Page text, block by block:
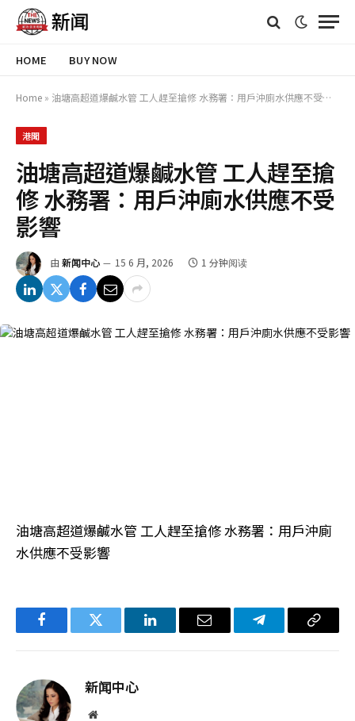
HOME BUY NOW
Home » 油塘高超道爆鹹水管 工人趕至搶修 水務署：用戶沖廁水供應不受影響
港聞
油塘高超道爆鹹水管 工人趕至搶
修 水務署：用戶沖廁水供應不受
影響
由 新闻中心 15 6 月, 2026 1 分钟阅读
油塘高超道爆鹹水管 工人趕至搶修 水務署：用戶沖廁
水供應不受影響
FacebookTwitter LinkedIn电
Telegram复
新闻中心
网